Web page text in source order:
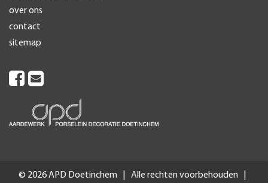
over ons
contact
sitemap
© 2026 APD Doetinchem | Alle rechten voorbehouden |